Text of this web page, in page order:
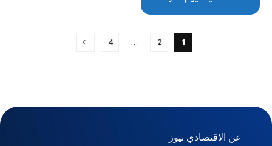
1
2
…
4
عن الاقتصادي نيوز